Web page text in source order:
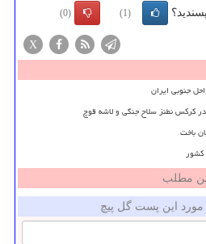
(1)
(0)
X
جنوبی ایران
باخت
کشور
مطلب
این پست گل پیچ